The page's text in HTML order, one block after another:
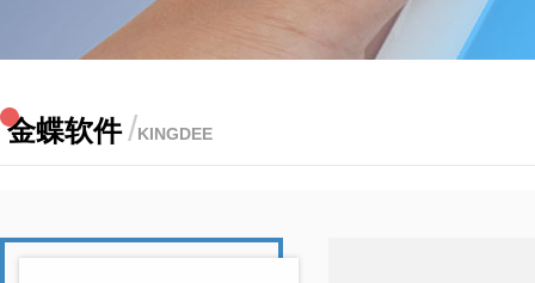
金蝶软件/KINGDEE